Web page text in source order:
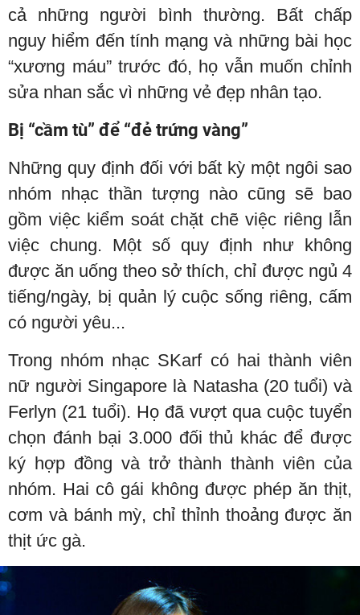
cả những người bình thường. Bất chấp
nguy hiểm đến tính mạng và những bài học
“xương máu” trước đó, họ vẫn muốn chỉnh
sửa nhan sắc vì những vẻ đẹp nhân tạo.
Bị “cầm tù” để “đẻ trứng vàng”
Những quy định đối với bất kỳ một ngôi sao
nhóm nhạc thần tượng nào cũng sẽ bao
gồm việc kiểm soát chặt chẽ việc riêng lẫn
việc chung. Một số quy định như không
được ăn uống theo sở thích, chỉ được ngủ 4
tiếng/ngày, bị quản lý cuộc sống riêng, cấm
có người yêu...
Trong nhóm nhạc SKarf có hai thành viên
nữ người Singapore là Natasha (20 tuổi) và
Ferlyn (21 tuổi). Họ đã vượt qua cuộc tuyển
chọn đánh bại 3.000 đối thủ khác để được
ký hợp đồng và trở thành thành viên của
nhóm. Hai cô gái không được phép ăn thịt,
cơm và bánh mỳ, chỉ thỉnh thoảng được ăn
thịt ức gà.